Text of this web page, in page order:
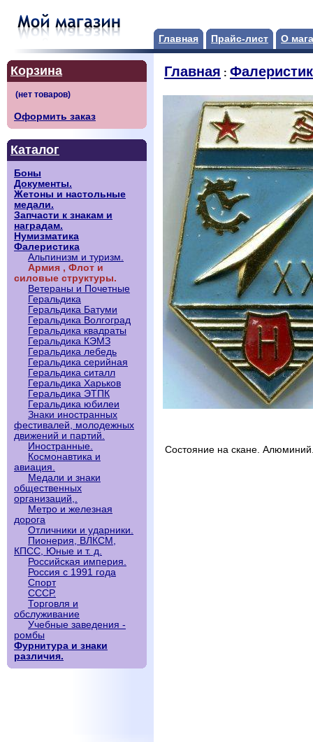
Главная Прайс-лист О
Корзина
Оформить заказ
Каталог
Боны
Документы.
Жетоны и настольные
медали.
Запчасти к знакам и
наградам.
Нумизматика
Фалеристика
Альпинизм и туризм.
Армия , Флот и
силовые структуры.
Ветераны и Почетные
Геральдика
Геральдика Батуми
Геральдика Волгоград
Геральдика квадраты
Геральдика КЭМЗ
Геральдика лебедь
Геральдика серийная
Геральдика ситалл
Геральдика Харьков
Геральдика ЭТПК
Геральдика юбилеи
Знаки иностранных
фестивалей, молодежных
движений и партий.
Иностранные.
Космонавтика и
авиация.
Медали и знаки
общественных
организаций,.
Метро и железная
дорога
Отличники и ударники.
Пионерия, ВЛКСМ,
КПСС, Юные и т. д.
Российская империя.
Россия с 1991 года
Спорт
СССР.
Торговля и
обслуживание
Учебные заведения -
ромбы
Фурнитура и знаки
различия.
Главная :
Состояние на скане.